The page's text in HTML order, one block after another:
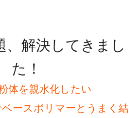
、解決してきまし
た！
体を親水化したい
ースポリマーとうまく結